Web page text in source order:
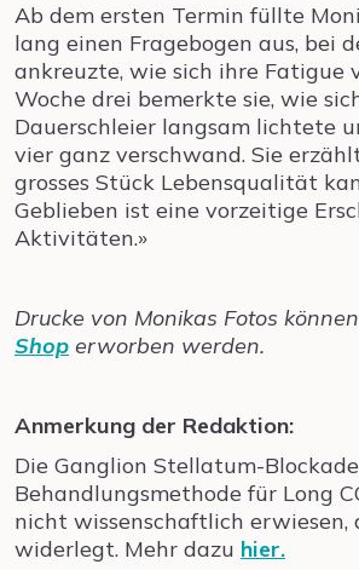
Ab dem ersten Termin füllte
lang einen Fragebogen aus, bei
ankreuzte, wie sich ihre Fatigue
Woche drei bemerkte sie, wie
Dauerschleier langsam lichtete
vier ganz verschwand. Sie
grosses Stück Lebensqualität
Geblieben ist eine vorzeitige
Aktivitäten.»
Drucke von Monikas Fotos
Shop erworben werden.
Anmerkung der Redaktion:
Die Ganglion Stellatum-
Behandlungsmethode für Long
nicht wissenschaftlich erwiesen,
widerlegt. Mehr dazu hier.